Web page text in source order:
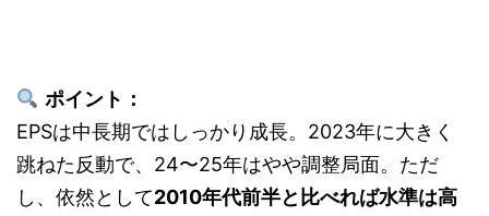
ポイント：
EPSは中長期ではしっかり成長。2023年に大きく
跳ねた反動で、24〜25年はやや調整局面。ただ
し、依然として2010年代前半と比べれば水準は高